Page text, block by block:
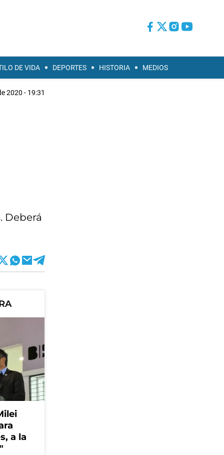
DE VIDA DEPORTES HISTORIA MEDIOS
2020 - 19:31
Deberá
a la